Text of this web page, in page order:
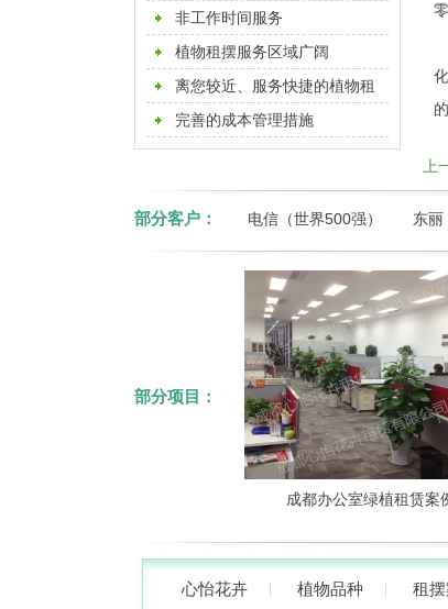
非工作时间服务
植物租摆服务区域广阔
离您较近、服务快捷的植物租
摆公司
完善的成本管理措施
上
部分客户： 电信（世界500强） 东丽
部分项目：
成都办公室绿植租赁案例
心怡花卉 植物品种 租